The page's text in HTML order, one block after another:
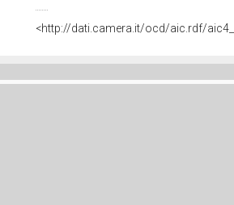
<http://dati.camera.it/ocd/aic.rdf/